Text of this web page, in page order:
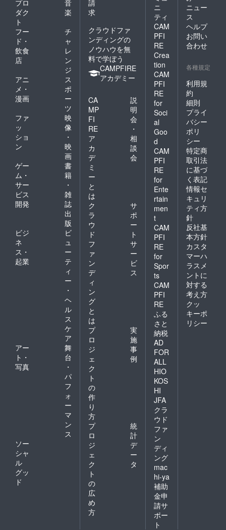
プロ
ダク
ト
音
楽
フー
ド・
飲食
店
チ
ャ
レ
ン
ジ
アニ
メ・
漫画
ス
ポ
ー
ツ
ファ
ッ
ショ
ン
映
像
・
映
画
ゲー
ム・
サー
ビス
開発
書
籍
・
雑
誌
出
版
ビジ
ネ
ス・
起業
ビ
ュ
ー
テ
ィ
ー
・
ヘ
ル
ス
ケ
ア
アー
ト・
写真
舞
台
・
パ
フ
ォ
ー
マ
ン
ス
ソー
シャ
ル
グッ
ド
請
求
クラウドファ
ンディングの
ノウハウを無
料で学ぼう
CAMPFIRE
アカデミー
CA
MP
FI
RE
ア
カ
デ
ミ
ー
と
は
説
明
会
・
相
談
会
ク
ラ
ウ
ド
フ
ァ
ン
デ
ィ
ン
グ
と
は
サ
ポ
ー
ト
サ
ー
ビ
ス
プ
ロ
ジ
ェ
ク
ト
の
作
り
方
実
施
事
例
プ
ロ
ジ
ェ
ク
ト
の
広
め
方
統
計
デ
ー
タ
ニ
ティ
CAM
PFI
RE
Crea
tion
CAM
PFI
RE
for
Soci
al
Goo
d
CAM
PFI
RE
for
Ente
rtain
men
t
CAM
PFI
RE
for
Spor
ts
CAM
PFI
RE
ふる
さと
納税
AD
FOR
ALL
HIO
KOS
HI
JFA
クラ
ウド
ファ
ン
ディ
ング
mac
hi-ya
補助
金申
請サ
ポー
ト
ニュー
ス
ヘルプ
お問い
合わせ
各種規定
利用規
約
細則
プライ
バシー
ポリ
シー
特定商
取引法
に基づ
く表記
情報セ
キュリ
ティ方
針
反社基
本方針
カスタ
マーハ
ラスメ
ントに
対する
考え方
クッ
キーポ
リシー